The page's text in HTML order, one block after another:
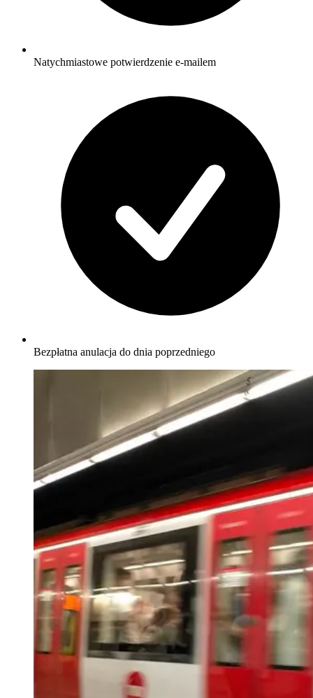
Natychmiastowe potwierdzenie e-mailem
Bezpłatna anulacja do dnia poprzedniego